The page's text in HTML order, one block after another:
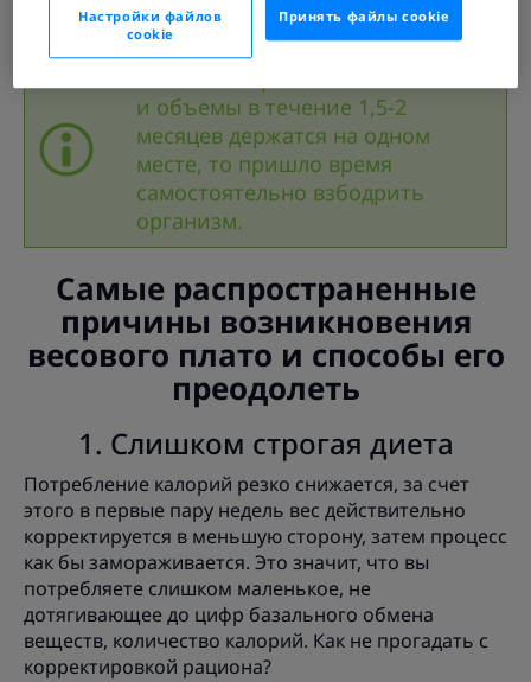
плато.
и объемы в течение 1,5-2
месяцев держатся на одном
месте, то пришло время
самостоятельно взбодрить
организм.
Самые распространенные
причины возникновения
весового плато и способы его
преодолеть
1. Слишком строгая диета
Потребление калорий резко снижается, за счет
этого в первые пару недель вес действительно
корректируется в меньшую сторону, затем процесс
как бы замораживается. Это значит, что вы
потребляете слишком маленькое, не
дотягивающее до цифр базального обмена
веществ, количество калорий. Как не прогадать с
корректировкой рациона?
Принять файлы cookie
Настройки файлов
cookie